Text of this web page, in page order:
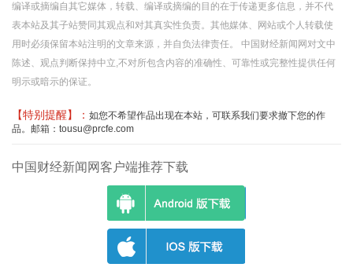
编译或摘编自其它媒体，转载、编译或摘编的目的在于传递更多信息，并不代
表本站及其子站赞同其观点和对其真实性负责。其他媒体、网站或个人转载使
用时必须保留本站注明的文章来源，并自负法律责任。 中国财经新闻网对文中
陈述、观点判断保持中立,不对所包含内容的准确性、可靠性或完整性提供任何
明示或暗示的保证。
【特别提醒】： 如您不希望作品出现在本站，可联系我们要求撤下您的作
品。邮箱：tousu@prcfe.com
中国财经新闻网客户端推荐下载